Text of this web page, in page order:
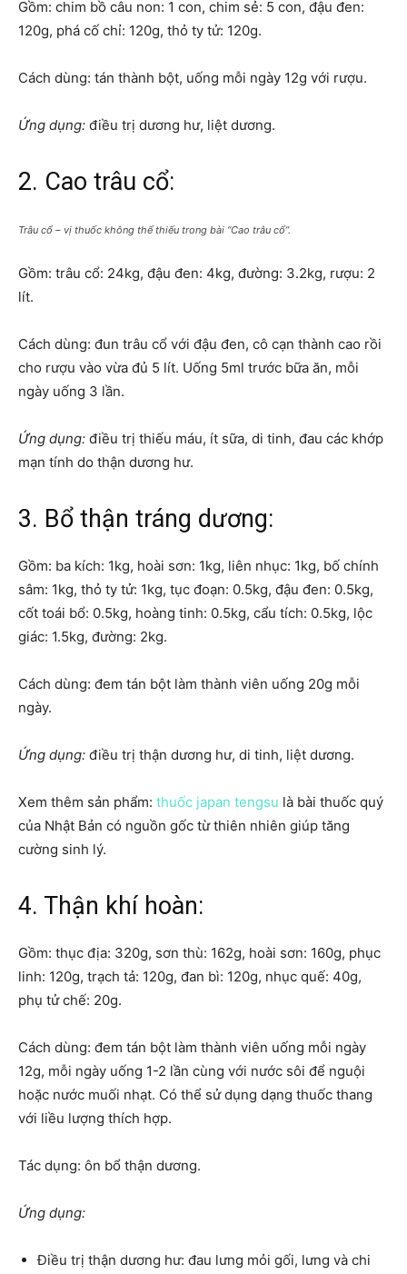
Gồm: chim bồ câu non: 1 con, chim sẻ: 5 con, đậu đen:
120g, phá cố chỉ: 120g, thỏ ty tử: 120g.
Cách dùng: tán thành bột, uống mỗi ngày 12g với rượu.
Ứng dụng: điều trị dương hư, liệt dương.
2. Cao trâu cổ:
Trâu cổ – vị thuốc không thể thiếu trong bài “Cao trâu cổ”.
Gồm: trâu cổ: 24kg, đậu đen: 4kg, đường: 3.2kg, rượu: 2
lít.
Cách dùng: đun trâu cổ với đậu đen, cô cạn thành cao rồi
cho rượu vào vừa đủ 5 lít. Uống 5ml trước bữa ăn, mỗi
ngày uống 3 lần.
Ứng dụng: điều trị thiếu máu, ít sữa, di tinh, đau các khớp
mạn tính do thận dương hư.
3. Bổ thận tráng dương:
Gồm: ba kích: 1kg, hoài sơn: 1kg, liên nhục: 1kg, bố chính
sâm: 1kg, thỏ ty tử: 1kg, tục đoạn: 0.5kg, đậu đen: 0.5kg,
cốt toái bổ: 0.5kg, hoàng tinh: 0.5kg, cẩu tích: 0.5kg, lộc
giác: 1.5kg, đường: 2kg.
Cách dùng: đem tán bột làm thành viên uống 20g mỗi
ngày.
Ứng dụng: điều trị thận dương hư, di tinh, liệt dương.
Xem thêm sản phẩm: thuốc japan tengsu là bài thuốc quý
của Nhật Bản có nguồn gốc từ thiên nhiên giúp tăng
cường sinh lý.
4. Thận khí hoàn:
Gồm: thục địa: 320g, sơn thù: 162g, hoài sơn: 160g, phục
linh: 120g, trạch tả: 120g, đan bì: 120g, nhục quế: 40g,
phụ tử chế: 20g.
Cách dùng: đem tán bột làm thành viên uống mỗi ngày
12g, mỗi ngày uống 1-2 lần cùng với nước sôi để nguội
hoặc nước muối nhạt. Có thể sử dụng dạng thuốc thang
với liều lượng thích hợp.
Tác dụng: ôn bổ thận dương.
Ứng dụng:
Điều trị thận dương hư: đau lưng mỏi gối, lưng và chi